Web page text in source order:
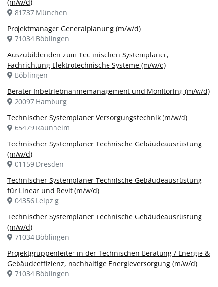
(m/w/d)
81737 München
Projektmanager Generalplanung (m/w/d)
71034 Böblingen
Auszubildenden zum Technischen Systemplaner,
Fachrichtung Elektrotechnische Systeme (m/w/d)
Böblingen
Berater Inbetriebnahmemanagement und Monitoring (m/w/d)
20097 Hamburg
Technischer Systemplaner Versorgungstechnik (m/w/d)
65479 Raunheim
Technischer Systemplaner Technische Gebäudeausrüstung
(m/w/d)
01159 Dresden
Technischer Systemplaner Technische Gebäudeausrüstung
für Linear und Revit (m/w/d)
04356 Leipzig
Technischer Systemplaner Technische Gebäudeausrüstung
(m/w/d)
71034 Böblingen
Projektgruppenleiter in der Technischen Beratung / Energie &
Gebäudeeffizienz, nachhaltige Energieversorgung (m/w/d)
71034 Böblingen